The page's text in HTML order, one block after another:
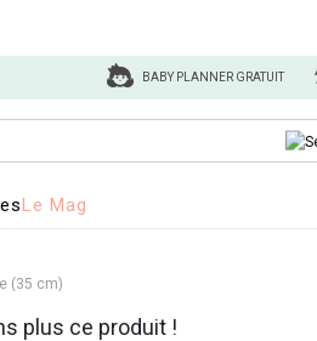
BABY PLANNER GRATUIT
Le Mag
(35 cm)
plus ce produit !